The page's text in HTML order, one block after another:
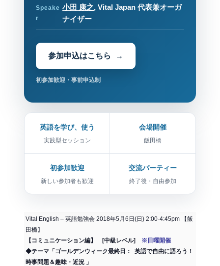
Speake
r
小田 康之, Vital Japan 代表兼オーガ
ナイザー
参加申込はこちら
初参加歓迎・事前申込制
英語を学び、使う
実践型セッション
会場開催
飯田橋
初参加歓迎
新しい参加者も歓迎
交流パーティー
終了後・自由参加
Vital English – 英語勉強会 2018年5月6日(日) 2:00-4:45pm 【飯
田橋】
【コミュニケーション編】 [中級レベル] ※日曜開催
◆テーマ「ゴールデンウィーク最終日： 英語で自由に語ろう！
時事問題＆趣味・近況 」